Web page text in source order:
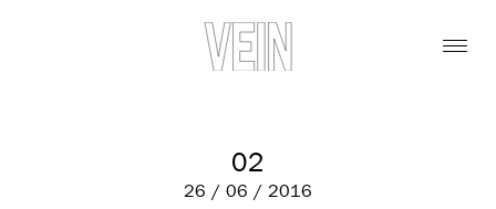
02
26 / 06 / 2016